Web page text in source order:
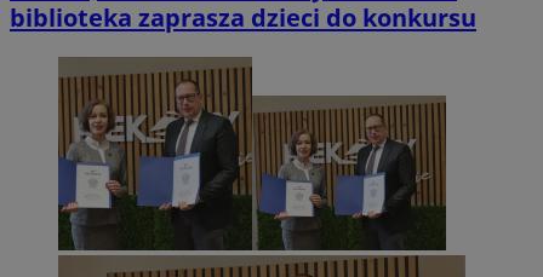
biblioteka zaprasza dzieci do konkursu